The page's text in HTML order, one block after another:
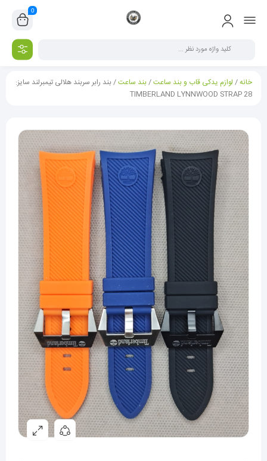
0
خانه/ لوازم یدکی قاب و بند ساعت/بند ساعت/ بند رابر سربند هلالی تیمبرلند سایز:
28 TIMBERLAND LYNNWOOD STRAP